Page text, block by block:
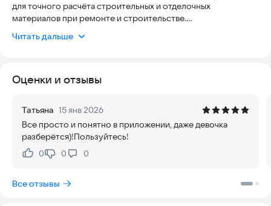
для точного расчёта строительных и отделочных
материалов при ремонте и строительстве.
Приложение помогает быстро определить необходимое
расчёт обоев и рулонов
расчёт краски, штукатурки, шпаклёвки, грунтовки
расчёт площади стен и помещений
Читать дальше
Оценки и отзывы
Татьяна 15 янв 2026
Все просто и понятно в приложении, даже девочка
разберётся)!Пользуйтесь!
Нравится:
0Не нравится:
0 0
Все отзывы